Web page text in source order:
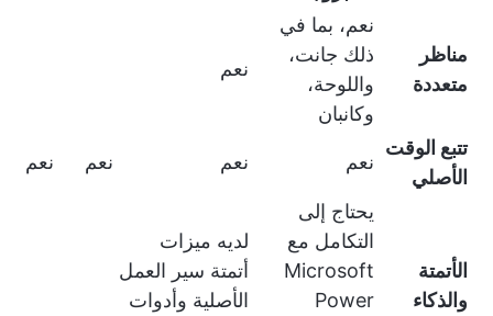
مناظر
متعددة
نعم، بما في
ذلك جانت،
واللوحة،
وكانبان
نعم
تتبع الوقت
الأصلي
نعم نعم نعم نعم
الأتمتة
والذكاء
يحتاج إلى
التكامل مع
Microsoft
Power
لديه ميزات
أتمتة سير العمل
الأصلية وأدوات